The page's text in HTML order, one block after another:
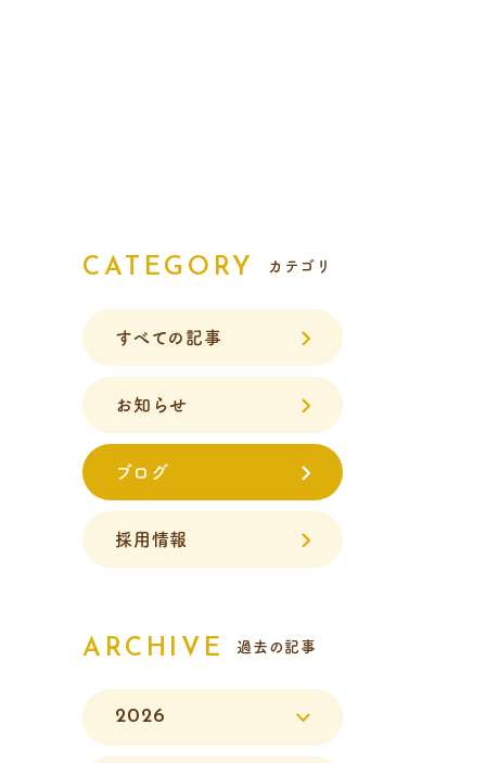
CATEGORY カテゴリ
すべての記事
お知らせ
ブログ
採用情報
ARCHIVE 過去の記事
2026